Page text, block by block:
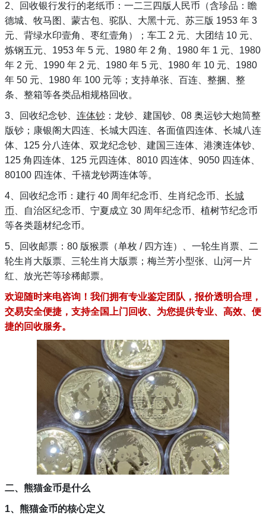
2、回收银行发行的老纸币：一二三四版人民币（含珍品：瞻
德城、牧马图、蒙古包、驼队、大黑十元、苏三版 1953 年 3
元、背绿水印壹角、枣红壹角）；车工 2 元、大团结 10 元、
炼钢五元、1953 年 5 元、1980 年 2 角、1980 年 1 元、1980
年 2 元、1990 年 2 元、1980 年 5 元、1980 年 10 元、1980
年 50 元、1980 年 100 元等；支持单张、百连、整捆、整
条、整箱等各类品相规格回收。
3、回收纪念钞、 连体钞 ：龙钞、建国钞、08 奥运钞大炮筒整
版钞；康银阁大四连、长城大四连、各面值四连体、长城八连
体、125 分八连体、双龙纪念钞、建国三连体、港澳连体钞、
125 角四连体、125 元四连体、8010 四连体、9050 四连体、
80100 四连体、千禧龙钞两连体等。
4、回收纪念币：建行 40 周年纪念币、生肖纪念币、 长城
币 、自治区纪念币、宁夏成立 30 周年纪念币、植树节纪念币
等各类题材纪念币。
5、回收邮票：80 版猴票（单枚 / 四方连）、一轮生肖票、二
轮生肖大版票、三轮生肖大版票；梅兰芳小型张、山河一片
红、放光芒等珍稀邮票。
欢迎随时来电咨询！我们拥有专业鉴定团队，报价透明合理，
交易安全便捷，支持全国上门回收、为您提供专业、高效、便
捷的回收服务。
二、熊猫金币是什么
1、熊猫金币的核心定义